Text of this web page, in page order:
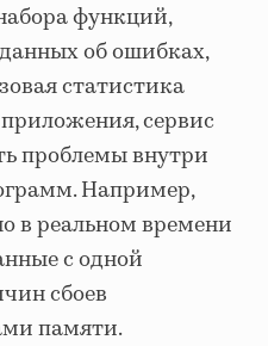
функций,
об ошибках,
статистика
сервис
проблемы внутри
Например,
в реальном времени
с одной
сбоев
памяти.